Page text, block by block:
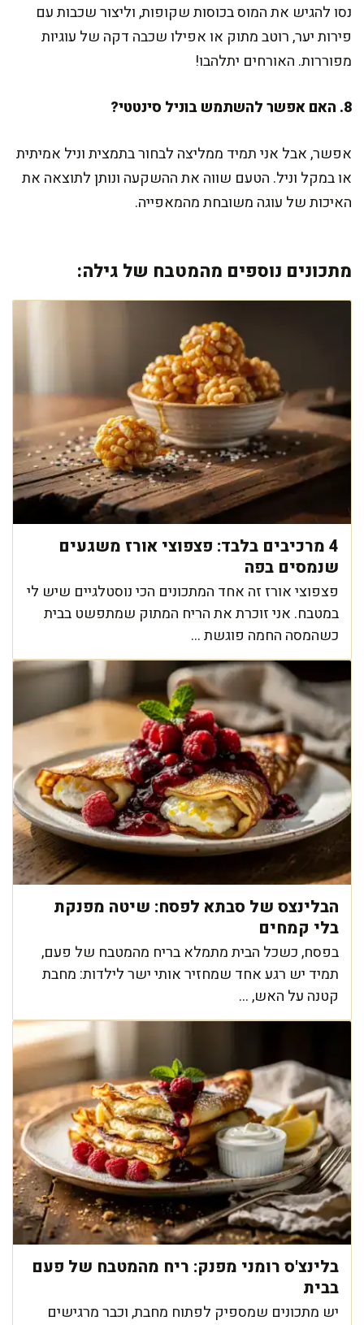
נסו להגיש את המוס בכוסות שקופות, וליצור שכבות עם
פירות יער, רוטב מתוק או אפילו שכבה דקה של עוגיות
מפוררות. האורחים יתלהבו!
8. האם אפשר להשתמש בוניל סינטטי?
אפשר, אבל אני תמיד ממליצה לבחור בתמצית וניל אמיתית
או במקל וניל. הטעם שווה את ההשקעה ונותן לתוצאה את
האיכות של עוגה משובחת מהמאפייה.
מתכונים נוספים מהמטבח של גילה:
4 מרכיבים בלבד: פצפוצי אורז משגעים
שנמסים בפה
פצפוצי אורז זה אחד המתכונים הכי נוסטלגיים שיש לי
במטבח. אני זוכרת את הריח המתוק שמתפשט בבית
כשהמסה החמה פוגשת ...
הבלינצס של סבתא לפסח: שיטה מפנקת
בלי קמחים
בפסח, כשכל הבית מתמלא בריח מהמטבח של פעם,
תמיד יש רגע אחד שמחזיר אותי ישר לילדות: מחבת
קטנה על האש, ...
בלינצ'ס רומני מפנק: ריח מהמטבח של פעם
בבית
יש מתכונים שמספיק לפתוח מחבת, וכבר מרגישים